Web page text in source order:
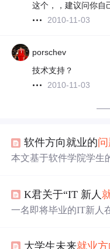
这个，，建议问你自
2010-11-03
porschev
技术支持？
2010-11-03
软件方向就业的
本文基于软件学院学生
提供了实习单位选择与
选择、理论学习与实习
K君关于“IT 新人
一名即将毕业的IT新人
大学生未来就业方